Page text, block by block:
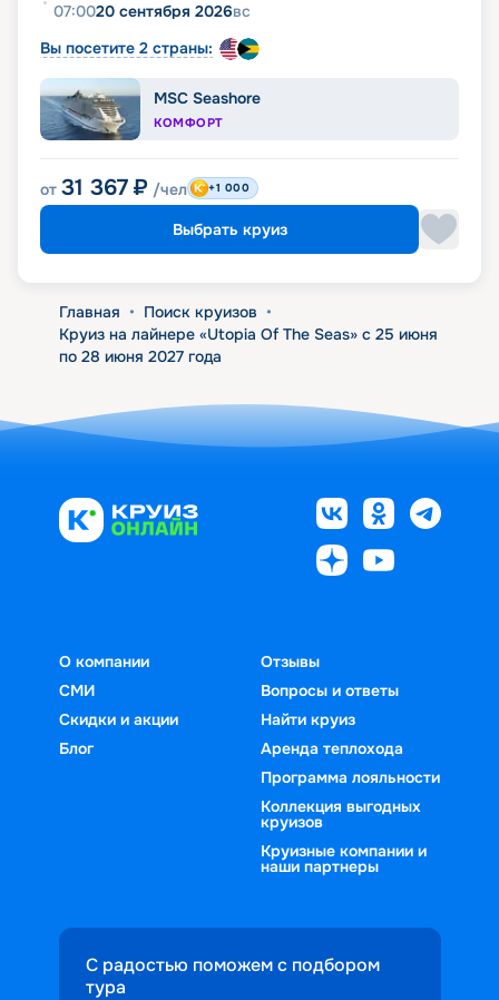
07:0020 сентября 2026вс
Вы посетите 2 страны:
MSC Seashore
КОМФОРТ
от 31 367 ₽ /чел +1 000
Выбрать круиз
Главная • Поиск круизов •
Круиз на лайнере «Utopia Of The Seas» с 25 июня
по 28 июня 2027 года
О компании
СМИ
Скидки и акции
Блог
Отзывы
Вопросы и ответы
Найти круиз
Аренда теплохода
Программа лояльности
Коллекция выгодных
круизов
Круизные компании и
наши партнеры
С радостью поможем с подбором
тура